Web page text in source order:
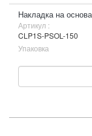
Накладка на
Артикул :
CLP1S-PSOL-150
Упаковка